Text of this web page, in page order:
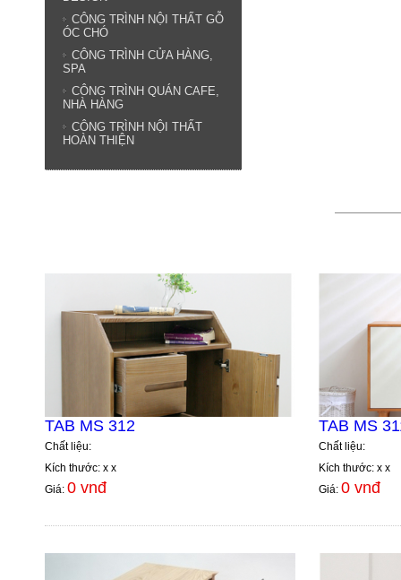
CÔNG TRÌNH NỘI THẤT GỖ
ÓC CHÓ
CÔNG TRÌNH CỬA HÀNG,
SPA
CÔNG TRÌNH QUÁN CAFE,
NHÀ HÀNG
CÔNG TRÌNH NỘI THẤT
HOÀN THIỆN
TAB MS 312
Chất liệu:
Kích thước: x x
Giá: 0 vnđ
TAB MS
Chất liệu:
Kích thước: x x
Giá: 0 vnđ